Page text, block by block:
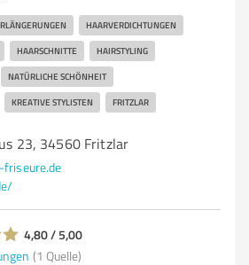
HAARVERDICHTUNGEN
HAARSCHNITTE HAIRSTYLING
NATÜRLICHE SCHÖNHEIT
KREATIVE STYLISTEN FRITZLAR
23, 34560 Fritzlar
4,80 / 5,00
(1 Quelle)